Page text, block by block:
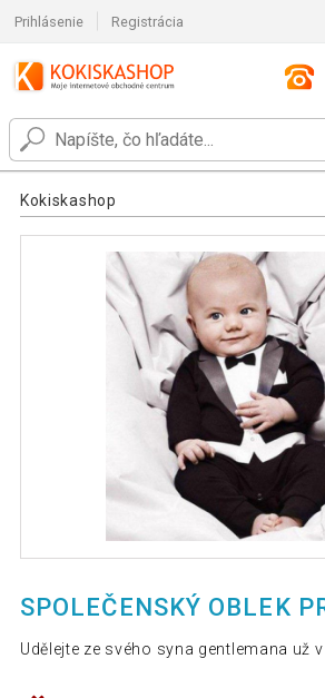
Prihlásenie Registrácia
Kokiskashop
SPOLEČENSKÝ OBLEK
Udělejte ze svého syna gentlemana už